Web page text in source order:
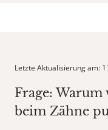
Letzte Aktualisierung am:
Frage:
beim Zähne